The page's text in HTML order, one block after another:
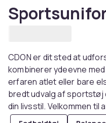
CDON er dit sted at
kombinerer ydeevne
erfaren atlet eller bare
bredt udvalg af
din livsstil. Velkommen til